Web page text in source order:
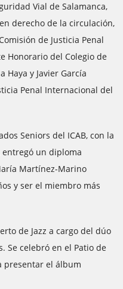
Vial de Salamanca,
derecho de la circulación,
de Justicia Penal
Honorario del Colegio de
Haya y Javier García
Penal Internacional del
Seniors del ICAB, con la
entregó un diploma
Martínez-Marino
y ser el miembro más
de Jazz a cargo del dúo
Se celebró en el Patio de
presentar el álbum